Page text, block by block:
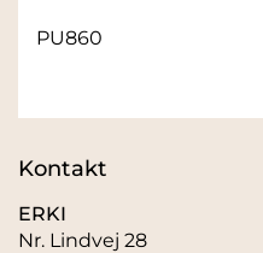
PU860
Kontakt
ERKI
Nr. Lindvej 28